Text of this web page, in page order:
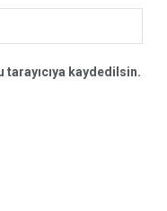
kaydedilsin.